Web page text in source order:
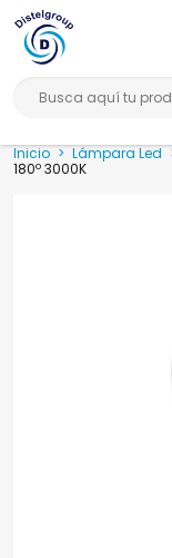
Busca aquí tu
Inicio > Lámpara Led
180º 3000K